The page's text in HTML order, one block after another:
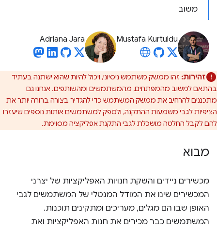
משוב
Mustafa Kurtuldu
Adriana Jara
זהירות: זהו ממשק משתמש ניסיוני, ויכול להיות שהוא ישתנה בעתיד
בהתאם למשוב מהמפתחים, מהמשתמשים ומהשותפים. אנחנו גם
מתכננים להרחיב את ממשק המשתמש כדי להגדיר בצורה ברורה יותר את
הציפיות לגבי משמעות ההתקנה, ולספק למשתמשים אותות נוספים שיעזרו
להם לקבל החלטה מושכלת לגבי התקנת אפליקציה מסוימת.
מבוא
מכשירים ניידים והשקת חנויות האפליקציות של יצרני
המכשירים שינו את המודל המנטלי של המשתמשים לגבי
האופן שבו הם מגלים, מעריכים ומתקינים תוכנות.
המשתמשים כבר מכירים את חנות האפליקציות ואת